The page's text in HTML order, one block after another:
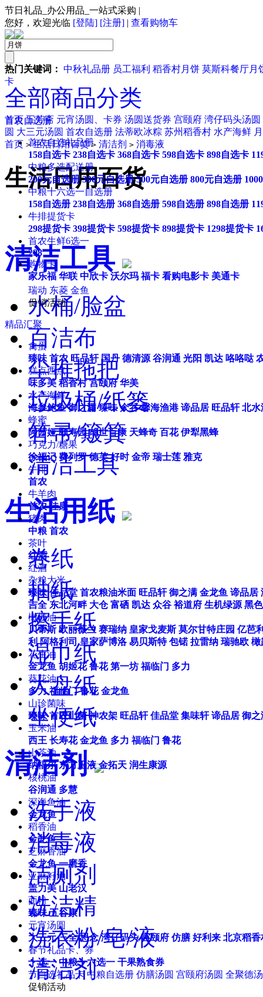
节日礼品_办公用品_一站式采购 |
您好，欢迎光临 [登陆] [注册] | 查看购物车
热门关键词： 中秋礼品册 员工福利 稻香村月饼 莫斯科餐厅月
卡
全部商品分类
首农自选册
首农自选礼品册
158自选卡 238自选卡 368自选卡 598自选卡 898自选卡
中粮多选配送册
200元自选册 300元自选册 500元自选册 800元自选册
中粮十六选一自选册
158自选册 238自选册 368自选册 598自选册 898自选册
牛排提货卡
298提货卡 398提货卡 598提货卡 898提货卡 1298提货卡
首农生鲜6选一
298
购物卡
家乐福 华联 中欣卡 沃尔玛 福卡 看购电影卡 美通卡
瑞动 东菱 金鱼
促销活动
精品汇聚
禽蛋
臻味 首农 旺品轩 国丹 德清源 谷润通 光阳 凯达 咯咯哒
糕点西点
味多美 稻香村 宫颐府 华美
水产海鲜
海参鲍鱼 御之满 臻味 众谷 馨海渔港 谛品居 旺品轩 北水
蜂蜜
阿茜娅 颐寿园 胡世百康 天蜂奇 百花 伊犁黑蜂
巧克力/糖果
徐福记 费列罗 德芙 好时 金帝 瑞士莲 雅克
牛排
首农
牛羊肉
首农 佳康
猪肉
中粮 首农
茶叶
红酒
红酒
杂粮大米
臻味 佳品堂 首农粮油米面 旺品轩 御之满 金龙鱼 谛品居
吉全 东北河畔 大仓 富硒 凯达 众谷 裕道府 生机绿源 黑
橄榄油
贝蒂斯 欧丽薇兰 赛瑞纳 皇家戈麦斯 莫尔甘特庄园 亿芭
利 阿格利司 皇家萨博洛 易贝斯特 包锘 拉雷纳 瑞驰欧 橄
花生油
金龙鱼 胡姬花 鲁花 第一坊 福临门 多力
葵花油
多力 福临门 鲁花 金龙鱼
山珍菌味
臻味 首农山菌 神农架 旺品轩 佳品堂 集味轩 谛品居 御之
玉米油
西王 长寿花 金龙鱼 多力 福临门 鲁花
山茶油
纳福尔 东方玉液 金拓天 润生康源
核桃油
谷润通 多慧
深海鱼油
金龙鱼
稻香油
金龙鱼
芝麻香油
金龙鱼 一磨香
亚麻籽油
盖力美 山老汉
面粉
臻味 五谷康
元宵汤圆
大三元 三全 思念 湾仔码头 宫颐府 仿膳 好利来 北京稻香
春节礼品卡、券
十选一 中粮十六选一 干果熟食券
节自选礼品卡 中粮自选册 仿膳汤圆 宫颐府汤圆 全聚德
促销活动
首页五芳斋 元宵汤圆、卡券 汤圆送货券 宫颐府 湾仔码头汤圆
圆 大三元汤圆 首农自选册 法蒂欧冰粽 苏州稻香村 水产海鲜
首页 > 生活日用百货 > 清洁剂 > 消毒液
生活日用百货
清洁工具
水桶/脸盆
百洁布
尘推拖把
垃圾桶/纸篓
笤帚/簸箕
清洁工具
生活用纸
卷纸
抽纸
擦手纸
湿巾纸
大盘纸
坐便纸
清洁剂
洗手液
消毒液
洁厕剂
洗洁精
洗衣粉/皂/液
清洁剂